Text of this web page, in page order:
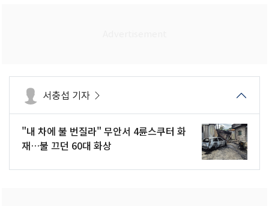
서충섭 기자
"내 차에 불 번질라" 무안서 4륜스쿠터 화
재…불 끄던 60대 화상